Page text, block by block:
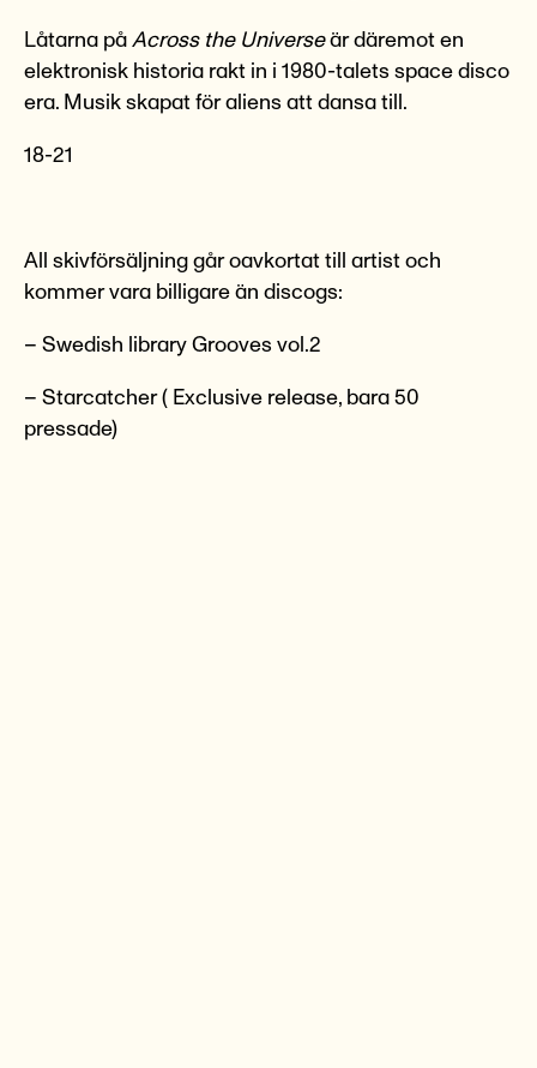
Låtarna på Across the Universeär däremot en
elektronisk historia rakt in i 1980-talets space disco
era. Musik skapat för aliens att dansa till.
18-21
All skivförsäljning går oavkortat till artist och
kommer vara billigare än discogs:
– Swedish library Grooves vol.2
– Starcatcher ( Exclusive release, bara 50
pressade)